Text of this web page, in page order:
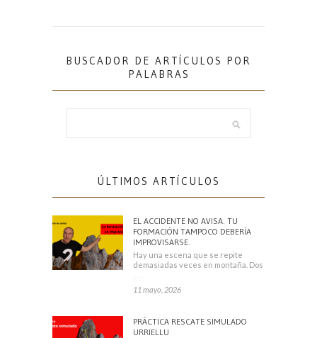
BUSCADOR DE ARTÍCULOS POR
PALABRAS
ÚLTIMOS ARTÍCULOS
EL ACCIDENTE NO AVISA. TU
FORMACIÓN TAMPOCO DEBERÍA
IMPROVISARSE.
Hay una escena que se repite
demasiadas veces en montaña. Dos
11 mayo, 2026
PRÁCTICA RESCATE SIMULADO
URRIELLU